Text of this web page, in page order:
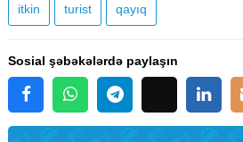
itkin turist qayıq
Sosial şəbəkələrdə paylaşın